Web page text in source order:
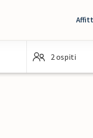
2 ospiti